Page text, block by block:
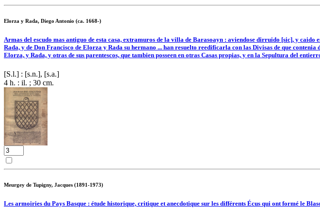
Elorza y Rada, Diego Antonio (ca. 1668-)
Armas del escudo mas antiguo de esta casa, extramuros de la villa de Barasoayn : aviendose dirruido [sic], y
Rada, y de Don Francisco de Elorza y Rada su hermano ... han resuelto reedificarla con las Divisas de que
Elorza, y Rada, y otras de sus parentescos, que tambien posseen en otras Casas propias, y en la Sepultura del
[S.l.] : [s.n.], [s.a.]
4 h. : il. ; 30 cm.
Meurgey de Tupigny, Jacques (1891-1973)
Les armoiries du Pays Basque : étude historique, critique et anecdotique sur les différents Écus qui ont formé le